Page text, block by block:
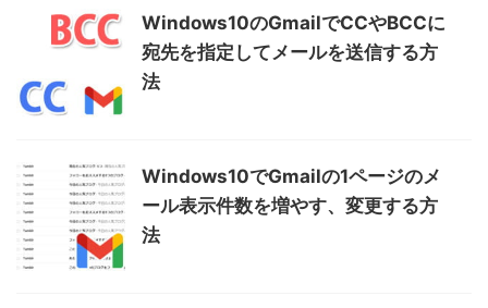
Windows10のGmailでCCやBCCに
宛先を指定してメールを送信する方
法
Windows10でGmailの1ページのメ
ール表示件数を増やす、変更する方
法